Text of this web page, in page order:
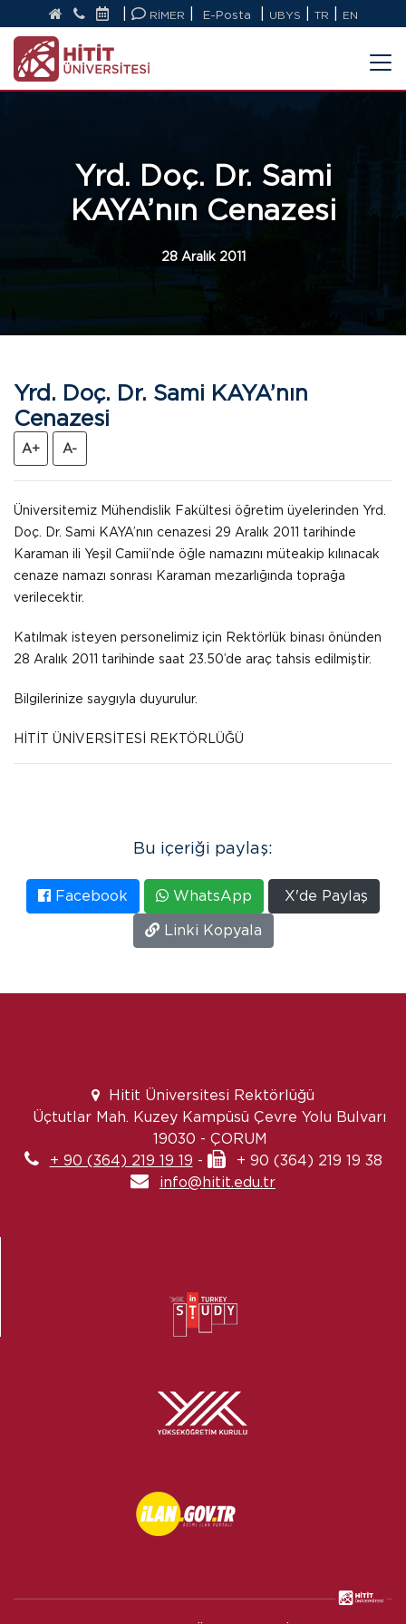
RİMER E-Posta UBYS TR EN
Yrd. Doç. Dr. Sami
KAYA’nın Cenazesi
28 Aralık 2011
Yrd. Doç. Dr. Sami KAYA’nın
Cenazesi
A+ A-
Üniversitemiz Mühendislik Fakültesi öğretim üyelerinden Yrd.
Doç. Dr. Sami KAYA’nın cenazesi 29 Aralık 2011 tarihinde
Karaman ili Yeşil Camii’nde öğle namazını müteakip kılınacak
cenaze namazı sonrası Karaman mezarlığında toprağa
verilecektir.
Katılmak isteyen personelimiz için Rektörlük binası önünden
28 Aralık 2011 tarihinde saat 23.50’de araç tahsis edilmiştir.
Bilgilerinize saygıyla duyurulur.
HİTİT ÜNİVERSİTESİ REKTÖRLÜĞÜ
Bu içeriği paylaş:
Facebook WhatsApp
X'de Paylaş
Linki Kopyala
Hitit Üniversitesi Rektörlüğü
Üçtutlar Mah. Kuzey Kampüsü Çevre Yolu Bulvarı
19030 - ÇORUM
+ 90 (364) 219 19 19 -
+ 90 (364) 219 19 38
info@hitit.edu.tr